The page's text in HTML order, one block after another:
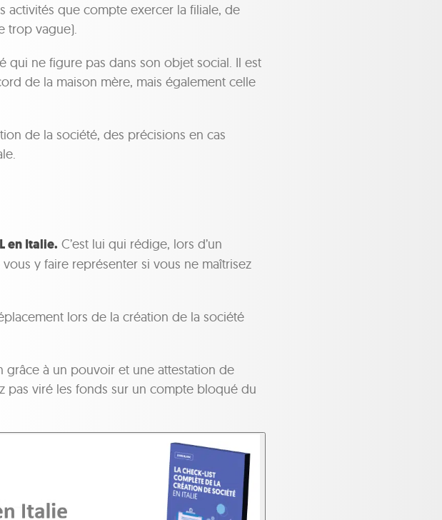
activités que compte exercer la filiale, de
trop vague).
qui ne figure pas dans son objet social. Il est
de la maison mère, mais également celle
de la société, des précisions en cas
en Italie. C’est lui qui rédige, lors d’un
y faire représenter si vous ne maîtrisez
lors de la création de la société
grâce à un pouvoir et une attestation de
pas viré les fonds sur un compte bloqué du